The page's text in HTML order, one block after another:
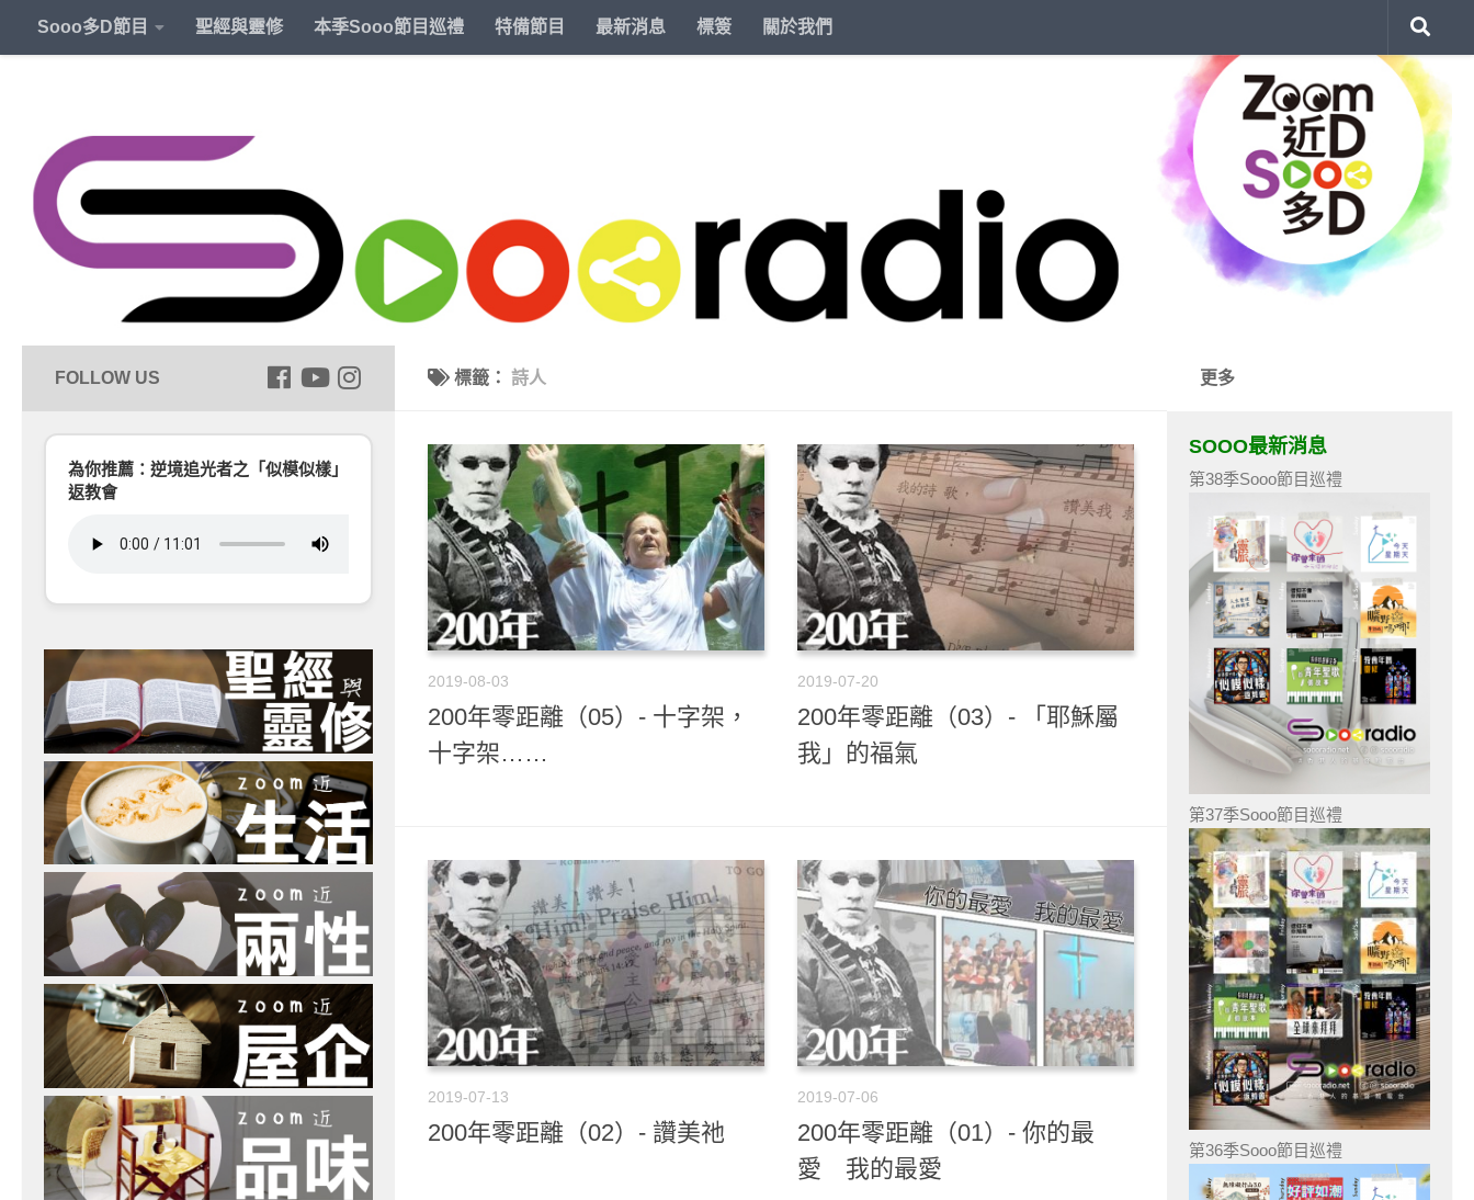
Sooo多D節目 聖經與靈修 本季Sooo節目巡禮 特備節目 最新消息 標簽 關於我們
標籤： 詩人
2019-08-03
200年零距離（05）- 十字架，
十字架……
2019-07-20
200年零距離（03）- 「耶穌屬
我」的福氣
2019-07-13
200年零距離（02）- 讚美祂
2019-07-06
200年零距離（01）- 你的最
愛 我的最愛
為你推薦：逆境追光者之「似模似樣」
返教會
更多
SOOO最新消息
第38季Sooo節目巡禮
第37季Sooo節目巡禮
第36季Sooo節目巡禮